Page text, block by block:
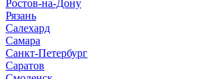
Ростов-на-Дону
Рязань
Салехард
Самара
Санкт-Петербург
Саратов